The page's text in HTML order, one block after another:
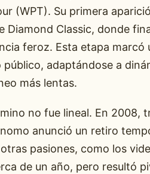
(WPT). Su primera
Diamond Classic, donde
feroz. Esta etapa marcó
adaptándose a
más lentas.
no fue lineal. En 2008,
anunció un retiro
pasiones, como los
de un año, pero resultó